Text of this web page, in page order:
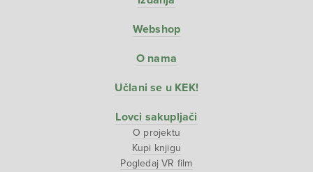
Webshop
O nama
Učlani se u KEK!
Lovci sakupljači
O projektu
Kupi knjigu
Pogledaj VR film